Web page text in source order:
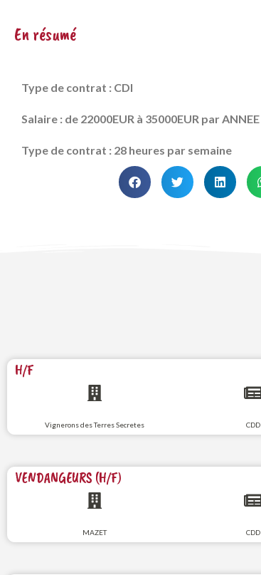
En résumé
Type de contrat : CDI
Salaire : de 22000EUR à 35000EUR par ANNEE
Type de contrat : 28 heures par semaine
H/F
Vignerons des Terres Secretes CDD
VENDANGEURS (H/F)
MAZET CDD